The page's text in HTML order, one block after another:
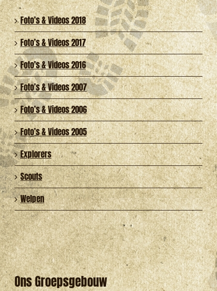
Ons Groepsgebouw
Foto’s & Videos 2018
Foto’s & Videos 2017
Foto’s & Videos 2016
Foto’s & Videos 2007
Foto’s & Videos 2006
Foto’s & Videos 2005
Explorers
Scouts
Welpen